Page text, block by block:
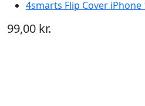
4smarts Flip Cover
99,00 kr.